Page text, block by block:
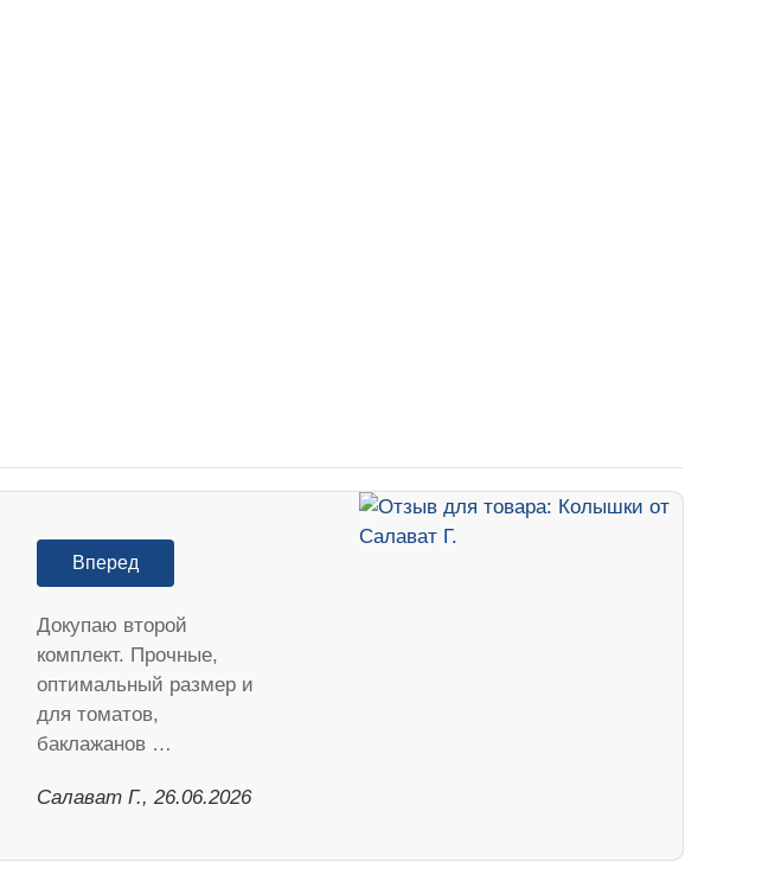
Вперед
Докупаю второй
комплект. Прочные,
оптимальный размер и
для томатов,
баклажанов …
Салават Г., 26.06.2026